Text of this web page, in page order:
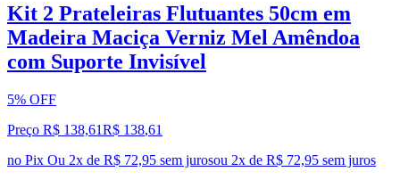
Kit 2 Prateleiras Flutuantes 50cm em
Madeira Maciça Verniz Mel Amêndoa
com Suporte Invisível
5% OFF
Preço R$ 138,61R$ 138,61
no Pix Ou 2x de R$ 72,95 sem jurosou 2x de R$ 72,95 sem juros